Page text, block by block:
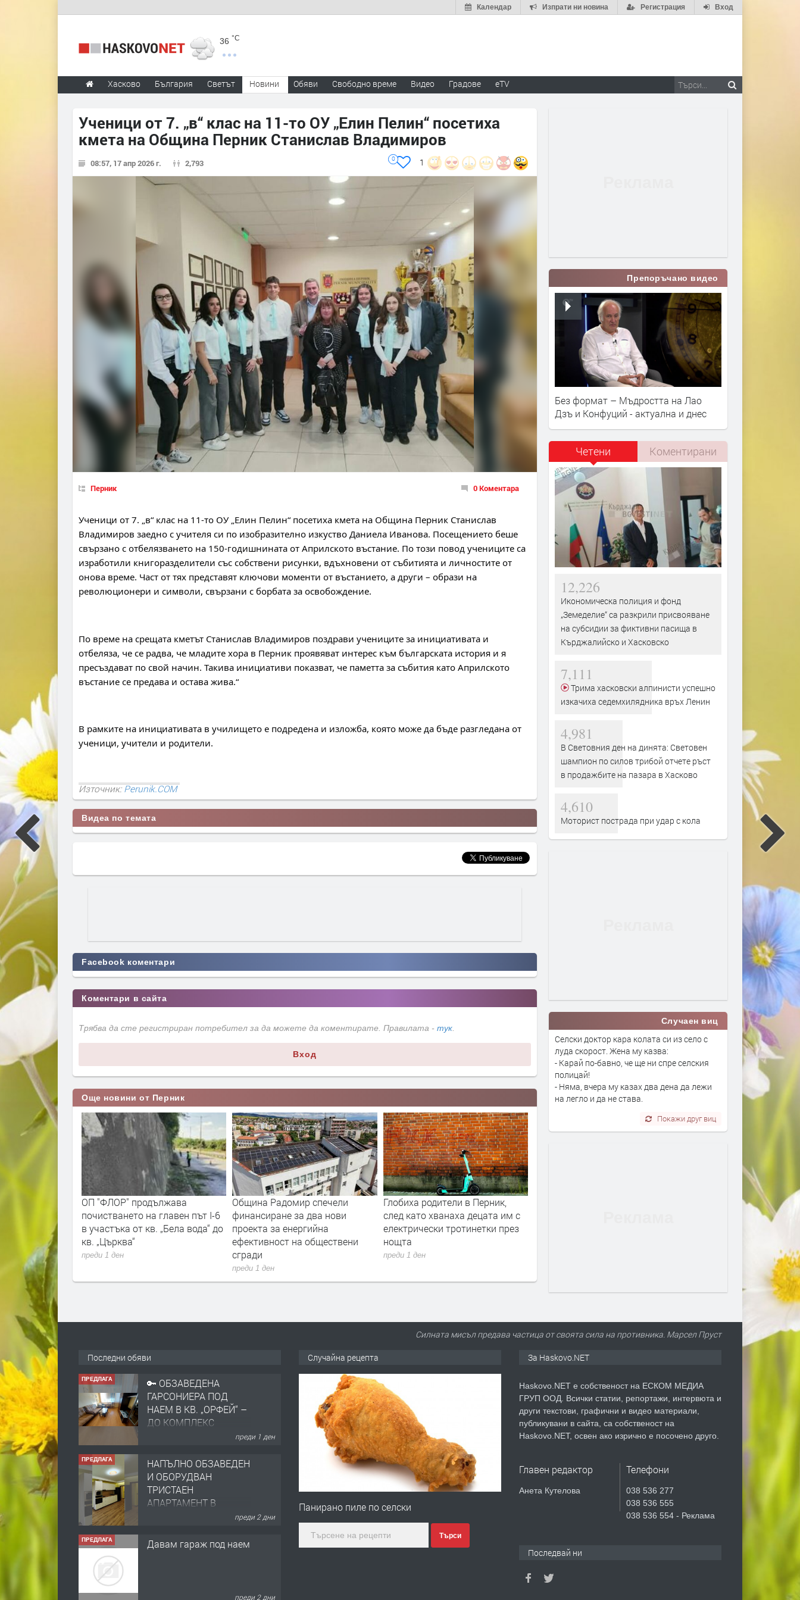
Вход
Регистрация
Изпрати ни новина
Календар
36 °C
Хасково България Светът Новини Обяви Свободно време Видео Градове eTV
Ученици от 7. „в“ клас на 11-то ОУ „Елин Пелин“ посетиха
кмета на Община Перник Станислав Владимиров
08:57, 17 апр 2026 г. 2,793 1
0
Перник 0 Коментара
Ученици от 7. „в“ клас на 11-то ОУ „Елин Пелин“ посетиха кмета на Община Перник Станислав
Владимиров заедно с учителя си по изобразително изкуство Даниела Иванова. Посещението беше
свързано с отбелязването на 150-годишнината от Априлското въстание. По този повод учениците са
изработили книгоразделители със собствени рисунки, вдъхновени от събитията и личностите от
онова време. Част от тях представят ключови моменти от въстанието, а други – образи на
революционери и символи, свързани с борбата за освобождение.
По време на срещата кметът Станислав Владимиров поздрави учениците за инициативата и
отбеляза, че се радва, че младите хора в Перник проявяват интерес към българската история и я
пресъздават по свой начин. Такива инициативи показват, че паметта за събития като Априлското
въстание се предава и остава жива.“
В рамките на инициативата в училището е подредена и изложба, която може да бъде разгледана от
ученици, учители и родители.
Източник:Perunik.COM
Видеа по темата
Facebook коментари
Коментари в сайта
Трябва да сте регистриран потребител за да можете да коментирате. Правилата - тук.
Вход
Още новини от Перник
ОП "ФЛОР" продължава
почистването на главен път I-6
в участъка от кв. „Бела вода“ до
кв. „Църква“
преди 1 ден
Община Радомир спечели
финансиране за два нови
проекта за енергийна
ефективност на обществени
сгради
преди 1 ден
Глобиха родители в Перник,
след като хванаха децата им с
електрически тротинетки през
нощта
преди 1 ден
Министър Ивкова
пълно отстраняване на
Препоръчано видео
Без формат – Мъдростта на Лао
Дзъ и Конфуций - актуална и днес
Четени Коментирани
12,226
Икономическа полиция и фонд
„Земеделие“ са разкрили присвояване
на субсидии за фиктивни пасища в
Кърджалийско и Хасковско
7,111
Трима хасковски алпинисти успешно
изкачиха седемхилядника връх Ленин
4,981
В Световния ден на динята: Световен
шампион по силов трибой отчете ръст
в продажбите на пазара в Хасково
4,610
Моторист пострада при удар с кола
Случаен виц
Селски доктор кара колата си из село с
луда скорост. Жена му казва:
- Карай по-бавно, че ще ни спре селския
полицай!
- Няма, вчера му казах два дена да лежи
на легло и да не става.
Покажи друг виц
Силната мисъл предава частица от своята сила на противника. Марсел Пруст
Последни обяви
ПРЕДЛАГА
🔑 ОБЗАВЕДЕНА
ГАРСОНИЕРА ПОД
НАЕМ В КВ. „ОРФЕЙ“ –
ДО КОМПЛЕКС
преди 1 ден
ПРЕДЛАГА
НАПЪЛНО ОБЗАВЕДЕН
И ОБОРУДВАН
ТРИСТАЕН
АПАРТАМЕНТ В
преди 2 дни
ПРЕДЛАГА Давам гараж под наем
преди 2 дни
Случайна рецепта
Панирано пиле по селски
Търси
За Haskovo.NET
Haskovo.NET е собственост на ЕСКОМ МЕДИА
ГРУП ООД. Всички статии, репортажи, интервюта и
други текстови, графични и видео материали,
публикувани в сайта, са собственост на
Haskovo.NET, освен ако изрично е посочено друго.
Главен редактор
Анета Кутелова
Телефони
038 536 277
038 536 555
038 536 554 - Реклама
Последвай ни